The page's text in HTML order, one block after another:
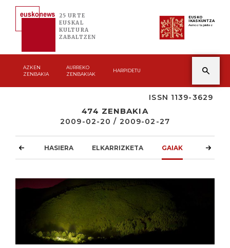
25 URTE
EUSKAL
KULTURA
ZABALTZEN
EUSKO
IKASKUNTZA
Asmoz ta jakitez
AZKEN
ZENBAKIA
AURREKO
ZENBAKIAK
HARPIDETU
ISSN 1139-3629
474 ZENBAKIA
2009-02-20 / 2009-02-27
HASIERA ELKARRIZKETA GAIAK